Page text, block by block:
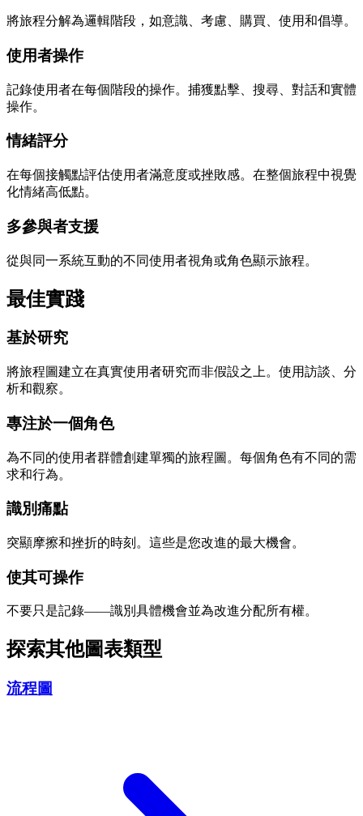
將旅程分解為邏輯階段，如意識、考慮、購買、使用和倡導。
使用者操作
記錄使用者在每個階段的操作。捕獲點擊、搜尋、對話和實體
操作。
情緒評分
在每個接觸點評估使用者滿意度或挫敗感。在整個旅程中視覺
化情緒高低點。
多參與者支援
從與同一系統互動的不同使用者視角或角色顯示旅程。
最佳實踐
基於研究
將旅程圖建立在真實使用者研究而非假設之上。使用訪談、分
析和觀察。
專注於一個角色
為不同的使用者群體創建單獨的旅程圖。每個角色有不同的需
求和行為。
識別痛點
突顯摩擦和挫折的時刻。這些是您改進的最大機會。
使其可操作
不要只是記錄——識別具體機會並為改進分配所有權。
探索其他圖表類型
流程圖